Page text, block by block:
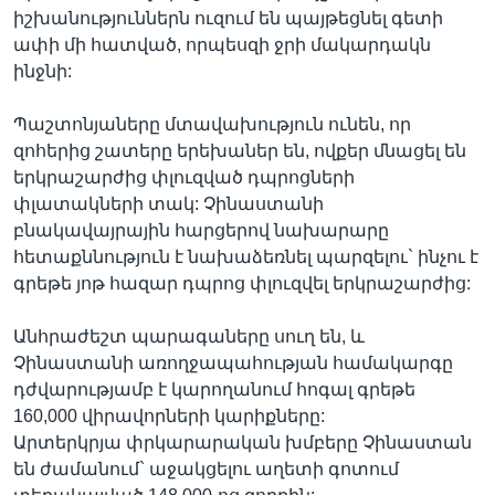
իշխանություններն ուզում են պայթեցնել գետի
ափի մի հատված, որպեսզի ջրի մակարդակն
ինջնի:
Պաշտոնյաները մտավախություն ունեն, որ
զոհերից շատերը երեխաներ են, ովքեր մնացել են
երկրաշարժից փլուզված դպրոցների
փլատակների տակ: Չինաստանի
բնակավայրային հարցերով նախարարը
հետաքննություն է նախաձեռնել պարզելու` ինչու է
գրեթե յոթ հազար դպրոց փլուզվել երկրաշարժից:
Անհրաժեշտ պարագաները սուղ են, և
Չինաստանի առողջապահության համակարգը
դժվարությամբ է կարողանում հոգալ գրեթե
160,000 վիրավորների կարիքները:
Արտերկրյա փրկարարական խմբերը Չինաստան
են ժամանում` աջակցելու աղետի գոտում